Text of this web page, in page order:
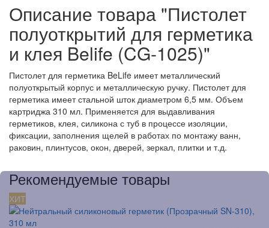
Описание товара "Пистолет
полуоткрытий для герметика
и клея Belife (CG-1025)"
Пистолет для герметика BeLife имеет металлический
полуоткрытый корпус и металлическую ручку. Пистолет для
герметика имеет стальной шток диаметром 6,5 мм. Объем
картриджа 310 мл. Применяется для выдавливания
герметиков, клея, силикона с туб в процессе изоляции,
фиксации, заполнения щелей в работах по монтажу ванн,
раковин, плинтусов, окон, дверей, зеркал, плитки и т.д.
Рекомендуемые товары
ХИТ